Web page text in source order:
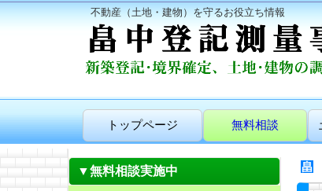
不動産（土地・建物）を守るお役立ち情報
トップページ 無料相談
▼無料相談実施中